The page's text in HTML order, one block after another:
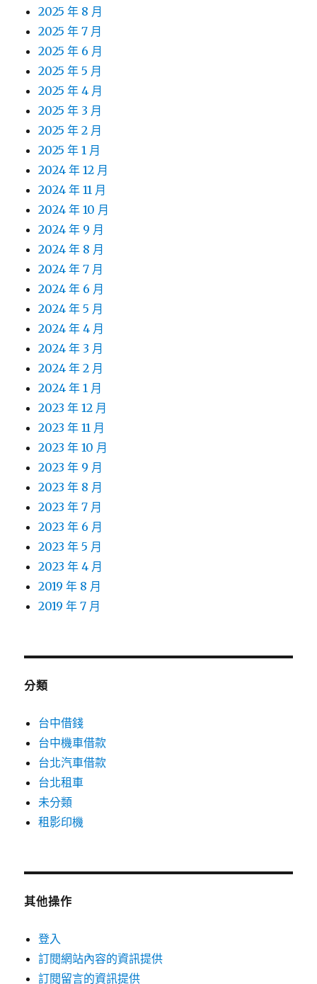
2025 年 8 月
2025 年 7 月
2025 年 6 月
2025 年 5 月
2025 年 4 月
2025 年 3 月
2025 年 2 月
2025 年 1 月
2024 年 12 月
2024 年 11 月
2024 年 10 月
2024 年 9 月
2024 年 8 月
2024 年 7 月
2024 年 6 月
2024 年 5 月
2024 年 4 月
2024 年 3 月
2024 年 2 月
2024 年 1 月
2023 年 12 月
2023 年 11 月
2023 年 10 月
2023 年 9 月
2023 年 8 月
2023 年 7 月
2023 年 6 月
2023 年 5 月
2023 年 4 月
2019 年 8 月
2019 年 7 月
分類
台中借錢
台中機車借款
台北汽車借款
台北租車
未分類
租影印機
其他操作
登入
訂閱網站內容的資訊提供
訂閱留言的資訊提供